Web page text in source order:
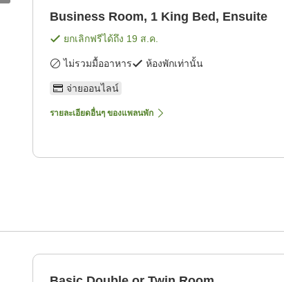
Business Room, 1 King Bed, Ensuite
ยกเลิกฟรีได้ถึง 19 ส.ค.
ไม่รวมมื้ออาหาร ห้องพักเท่านั้น
จ่ายออนไลน์
รายละเอียดอื่นๆ ของแพลนพัก